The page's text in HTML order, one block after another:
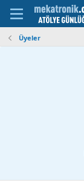
Üyeler